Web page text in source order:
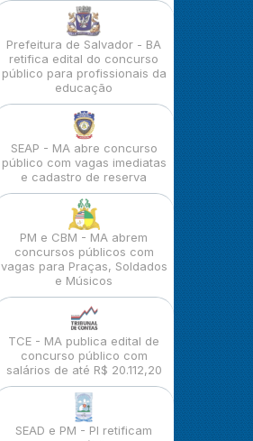
Prefeitura de Salvador - BA
retifica edital do concurso
público para profissionais da
educação
SEAP - MA abre concurso
público com vagas imediatas
e cadastro de reserva
PM e CBM - MA abrem
concursos públicos com
vagas para Praças, Soldados
e Músicos
TCE - MA publica edital de
concurso público com
salários de até R$ 20.112,20
SEAD e PM - PI retificam